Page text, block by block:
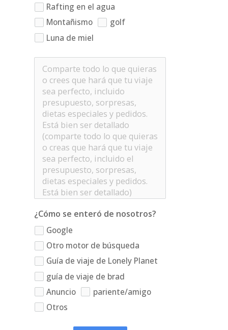
Rafting en el agua
Montañismo
golf
Luna de miel
¿Cómo se enteró de nosotros?
Google
Otro motor de búsqueda
Guía de viaje de Lonely Planet
guía de viaje de brad
Anuncio
pariente/amigo
Otros